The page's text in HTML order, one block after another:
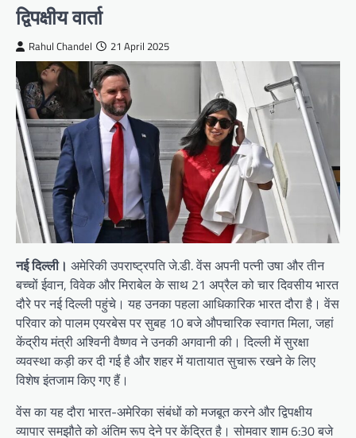
द्विपक्षीय वार्ता
Rahul Chandel 21 April 2025
नई दिल्ली। अमेरिकी उपराष्ट्रपति जे.डी. वेंस अपनी पत्नी उषा और तीन
बच्चों ईवान, विवेक और मिराबेल के साथ 21 अप्रैल को चार दिवसीय भारत
दौरे पर नई दिल्ली पहुंचे। यह उनका पहला आधिकारिक भारत दौरा है। वेंस
परिवार को पालम एयरबेस पर सुबह 10 बजे औपचारिक स्वागत मिला, जहां
केंद्रीय मंत्री अश्विनी वैष्णव ने उनकी अगवानी की। दिल्ली में सुरक्षा
व्यवस्था कड़ी कर दी गई है और शहर में यातायात सुचारू रखने के लिए
विशेष इंतजाम किए गए हैं।
वेंस का यह दौरा भारत-अमेरिका संबंधों को मजबूत करने और द्विपक्षीय
व्यापार समझौते को अंतिम रूप देने पर केंद्रित है। सोमवार शाम 6:30 बजे